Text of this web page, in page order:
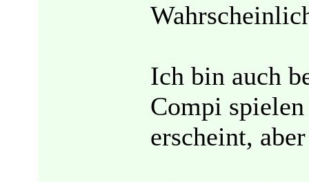
Ich bin auch
Compi
erscheint,